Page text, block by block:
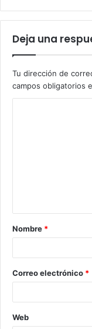
Deja una
Tu dirección de
campos obligatorios
Nombre *
Correo electrónico *
Web